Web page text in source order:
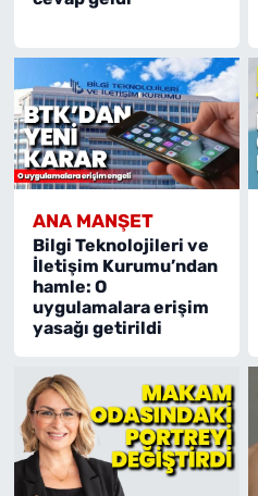
ANA MANŞET
Bilgi Teknolojileri ve
İletişim Kurumu’ndan
hamle: O
uygulamalara erişim
yasağı getirildi